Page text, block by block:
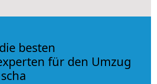
besten
für den Umzug